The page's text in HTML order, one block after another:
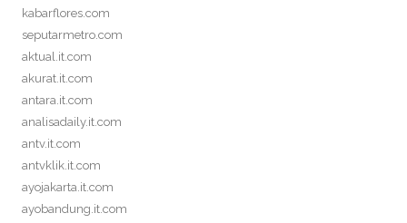
kabarflores.com
seputarmetro.com
aktual.it.com
akurat.it.com
antara.it.com
analisadaily.it.com
antv.it.com
antvklik.it.com
ayojakarta.it.com
ayobandung.it.com